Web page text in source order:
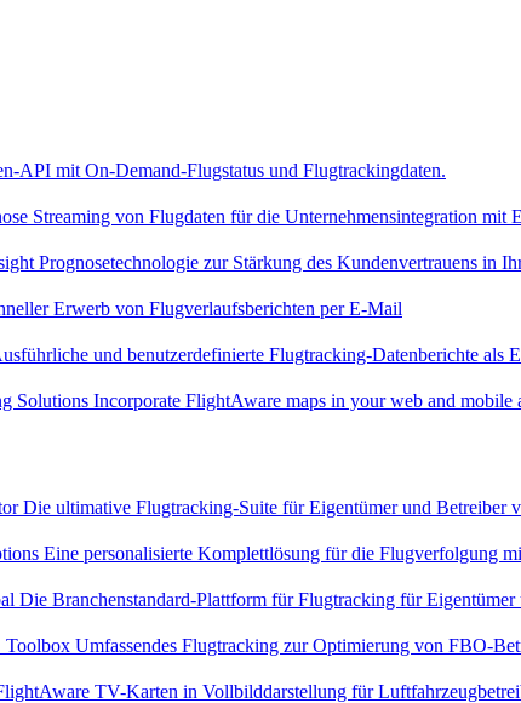
API mit On-Demand-Flugstatus und Flugtrackingdaten.
Streaming von Flugdaten für die Unternehmensintegration mit
Prognosetechnologie zur Stärkung des Kundenvertrauens in
Erwerb von Flugverlaufsberichten per E-Mail
und benutzerdefinierte Flugtracking-Datenberichte als
Solutions Incorporate FlightAware maps in your web and mobile
Die ultimative Flugtracking-Suite für Eigentümer und
Eine personalisierte Komplettlösung für die Flugverfolgung
Die Branchenstandard-Plattform für Flugtracking für
Toolbox Umfassendes Flugtracking zur Optimierung von FBO-
TV-Karten in Vollbilddarstellung für